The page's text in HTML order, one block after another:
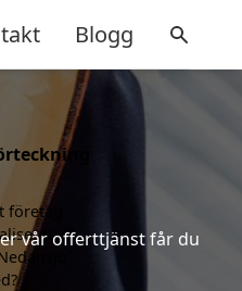
Blogg
vår offerttjänst får du
på